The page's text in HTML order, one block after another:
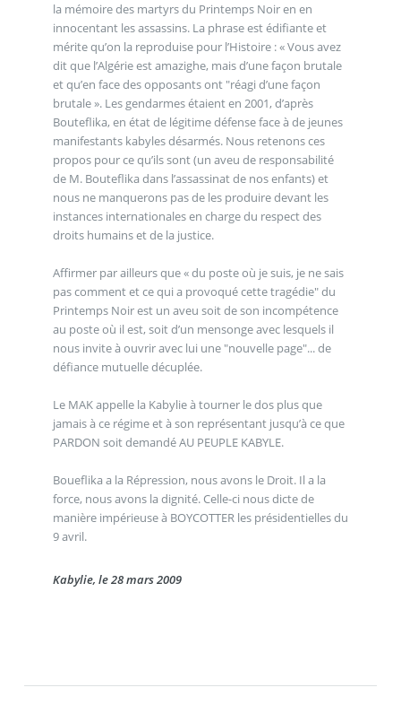
la mémoire des martyrs du Printemps Noir en en
innocentant les assassins. La phrase est édifiante et
mérite qu’on la reproduise pour l’Histoire : « Vous avez
dit que l’Algérie est amazighe, mais d’une façon brutale
et qu’en face des opposants ont "réagi d’une façon
brutale ». Les gendarmes étaient en 2001, d’après
Bouteflika, en état de légitime défense face à de jeunes
manifestants kabyles désarmés. Nous retenons ces
propos pour ce qu’ils sont (un aveu de responsabilité
de M. Bouteflika dans l’assassinat de nos enfants) et
nous ne manquerons pas de les produire devant les
instances internationales en charge du respect des
droits humains et de la justice.
Affirmer par ailleurs que « du poste où je suis, je ne sais
pas comment et ce qui a provoqué cette tragédie" du
Printemps Noir est un aveu soit de son incompétence
au poste où il est, soit d’un mensonge avec lesquels il
nous invite à ouvrir avec lui une "nouvelle page"... de
défiance mutuelle décuplée.
Le MAK appelle la Kabylie à tourner le dos plus que
jamais à ce régime et à son représentant jusqu’à ce que
PARDON soit demandé AU PEUPLE KABYLE.
Boueflika a la Répression, nous avons le Droit. Il a la
force, nous avons la dignité. Celle-ci nous dicte de
manière impérieuse à BOYCOTTER les présidentielles du
9 avril.
Kabylie, le 28 mars 2009